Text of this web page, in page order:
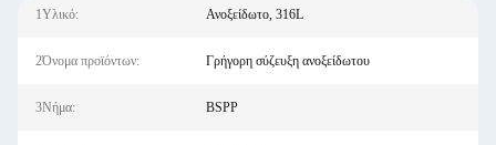
1Υλικό: Ανοξείδωτο, 316L
2Όνομα προϊόντων: Γρήγορη σύζευξη ανοξείδωτου
3Νήμα: BSPP